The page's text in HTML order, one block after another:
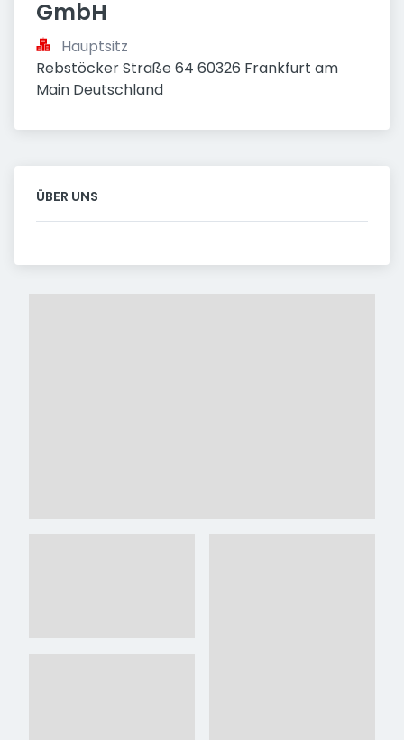
GmbH
Hauptsitz
Rebstöcker Straße 64 60326 Frankfurt am
Main Deutschland
ÜBER UNS